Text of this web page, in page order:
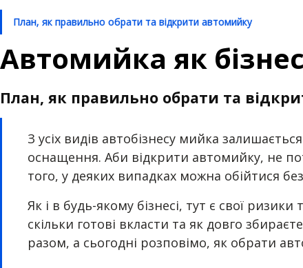
План, як правильно обрати та відкрити автомийку
Автомийка як
План, як правильно обрати та
З усіх видів автобізнесу мийка
оснащення. Аби відкрити автомийку, не
того, у деяких випадках можна обійтися
Як і в будь-якому бізнесі, тут є свої
скільки готові вкласти та як довго
разом, а сьогодні розповімо, як обрати